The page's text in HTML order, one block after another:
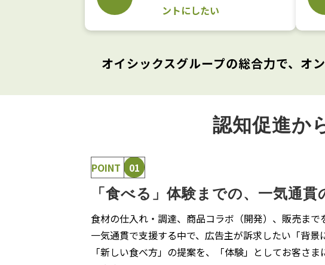
ントに​したい​
オイシックスグループの総合力で、オ
認知促進か
POINT 01
「食べる」​体験までの、​一気通貫
食材の​仕入れ・​調達、​商品コラボ​（開発）、​販売まで
一気通貫で支援する​中で、​広告主が​訴求したい​「背景
「新しい​食べ方」の​提案を、​「体験」と​してお客さ